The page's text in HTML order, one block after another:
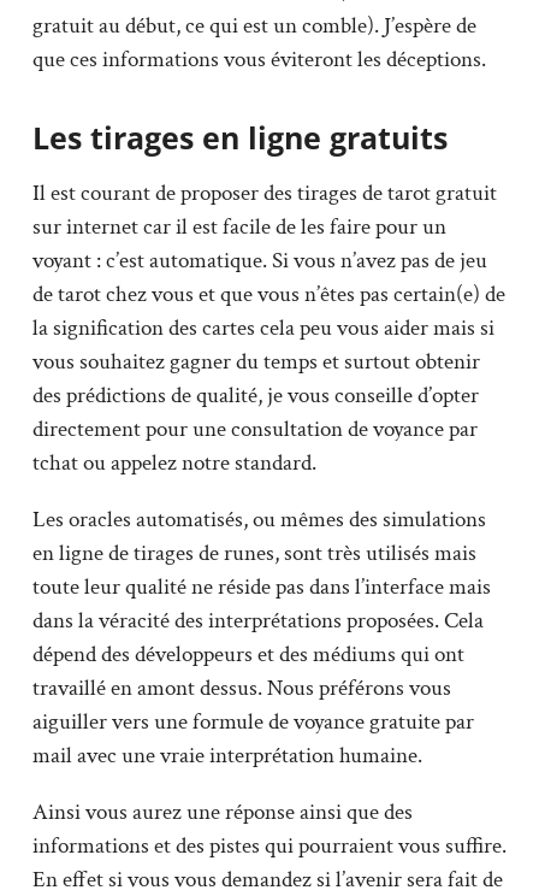
gratuit au début, ce qui est un comble). J’espère de
que ces informations vous éviteront les déceptions.
Les tirages en ligne gratuits
Il est courant de proposer des tirages de tarot gratuit
sur internet car il est facile de les faire pour un
voyant : c’est automatique. Si vous n’avez pas de jeu
de tarot chez vous et que vous n’êtes pas certain(e) de
la signification des cartes cela peu vous aider mais si
vous souhaitez gagner du temps et surtout obtenir
des prédictions de qualité, je vous conseille d’opter
directement pour une consultation de voyance par
tchat ou appelez notre standard.
Les oracles automatisés, ou mêmes des simulations
en ligne de tirages de runes, sont très utilisés mais
toute leur qualité ne réside pas dans l’interface mais
dans la véracité des interprétations proposées. Cela
dépend des développeurs et des médiums qui ont
travaillé en amont dessus. Nous préférons vous
aiguiller vers une formule de voyance gratuite par
mail avec une vraie interprétation humaine.
Ainsi vous aurez une réponse ainsi que des
informations et des pistes qui pourraient vous suffire.
En effet si vous vous demandez si l’avenir sera fait de